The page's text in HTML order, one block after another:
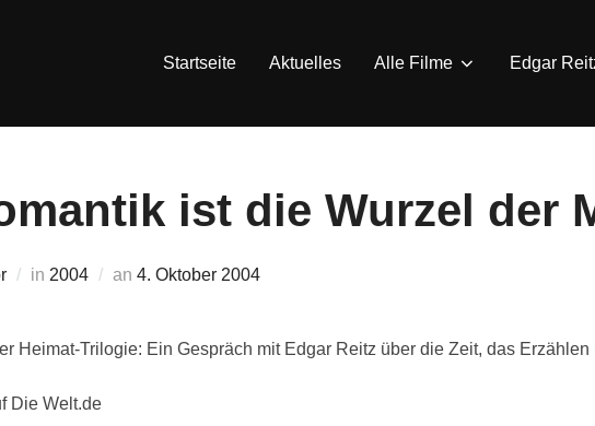
Startseite
Aktuelles Alle Filme Edgar
ist die Wurzel der
in 2004 an Veröffentlicht
4. Oktober 2004
Heimat-Trilogie: Ein Gespräch mit Edgar Reitz über die Zeit, das
Die Welt.de